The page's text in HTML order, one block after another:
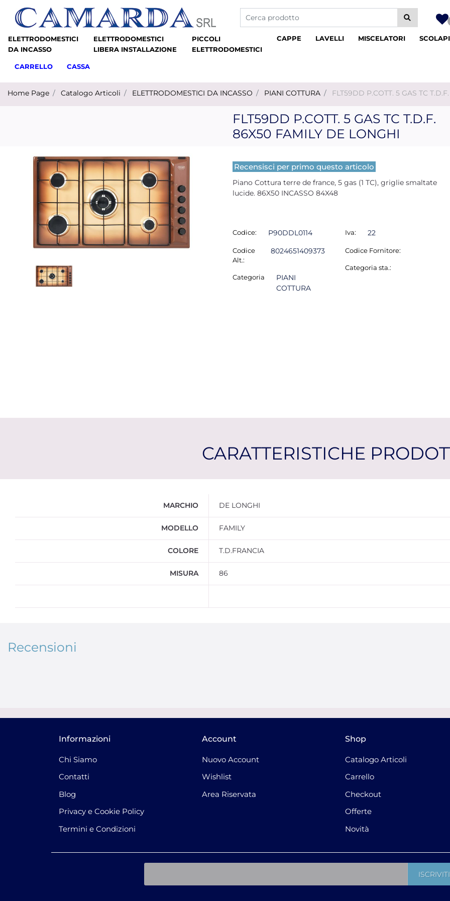
La modifica di un filtro aggiorna automaticamente gli
ELETTRODOMESTICI
DA INCASSO
ELETTRODOMESTICI
LIBERA INSTALLAZIONE
PICCOLI
ELETTRODOMESTICI
CAPPE LAVELLI MISCELATORI
CARRELLO CASSA
Home Page Catalogo Articoli ELETTRODOMESTICI DA INCASSO PIANI COTTURA FLT59DD P.COTT. 5 GAS TC
FLT59DD P.COTT. 5 GAS TC T.D.F.
86X50 FAMILY DE LONGHI
Recensisci per primo questo articolo
Piano Cottura terre de france, 5 gas (1 TC), griglie smaltate
lucide. 86X50 INCASSO 84X48
Codice: P90DDL0114
Codice
Alt.:
8024651409373
Categoria
PIANI
COTTURA
Iva: 22
Codice Fornitore:
Categoria sta.:
CARATTERISTICHE
MARCHIO DE LONGHI
MODELLO FAMILY
COLORE T.D.FRANCIA
MISURA 86
Recensioni
Informazioni
Chi Siamo
Contatti
Blog
Privacy e Cookie Policy
Termini e Condizioni
Account
Nuovo Account
Wishlist
Area Riservata
Shop
Catalogo Articoli
Carrello
Checkout
Offerte
Novità